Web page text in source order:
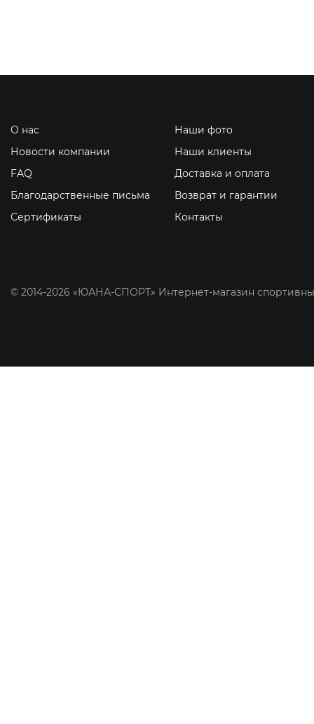
О нас
Новости компании
FAQ
Благодарственные письма
Сертификаты
Наши фото
Наши клиенты
Доставка и оплата
Возврат и гарантии
Контакты
© 2014-2026 «ЮАНА-СПОРТ» Интернет-магазин